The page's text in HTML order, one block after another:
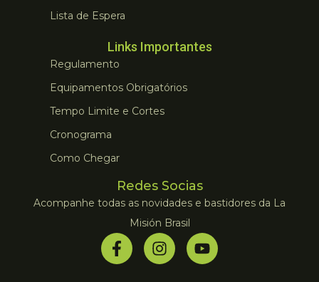
Lista de Espera
Links Importantes
Regulamento
Equipamentos Obrigatórios
Tempo Limite e Cortes
Cronograma
Como Chegar
Redes Socias
Acompanhe todas as novidades e bastidores da La
Misión Brasil